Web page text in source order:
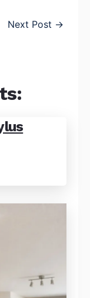
Next Post →